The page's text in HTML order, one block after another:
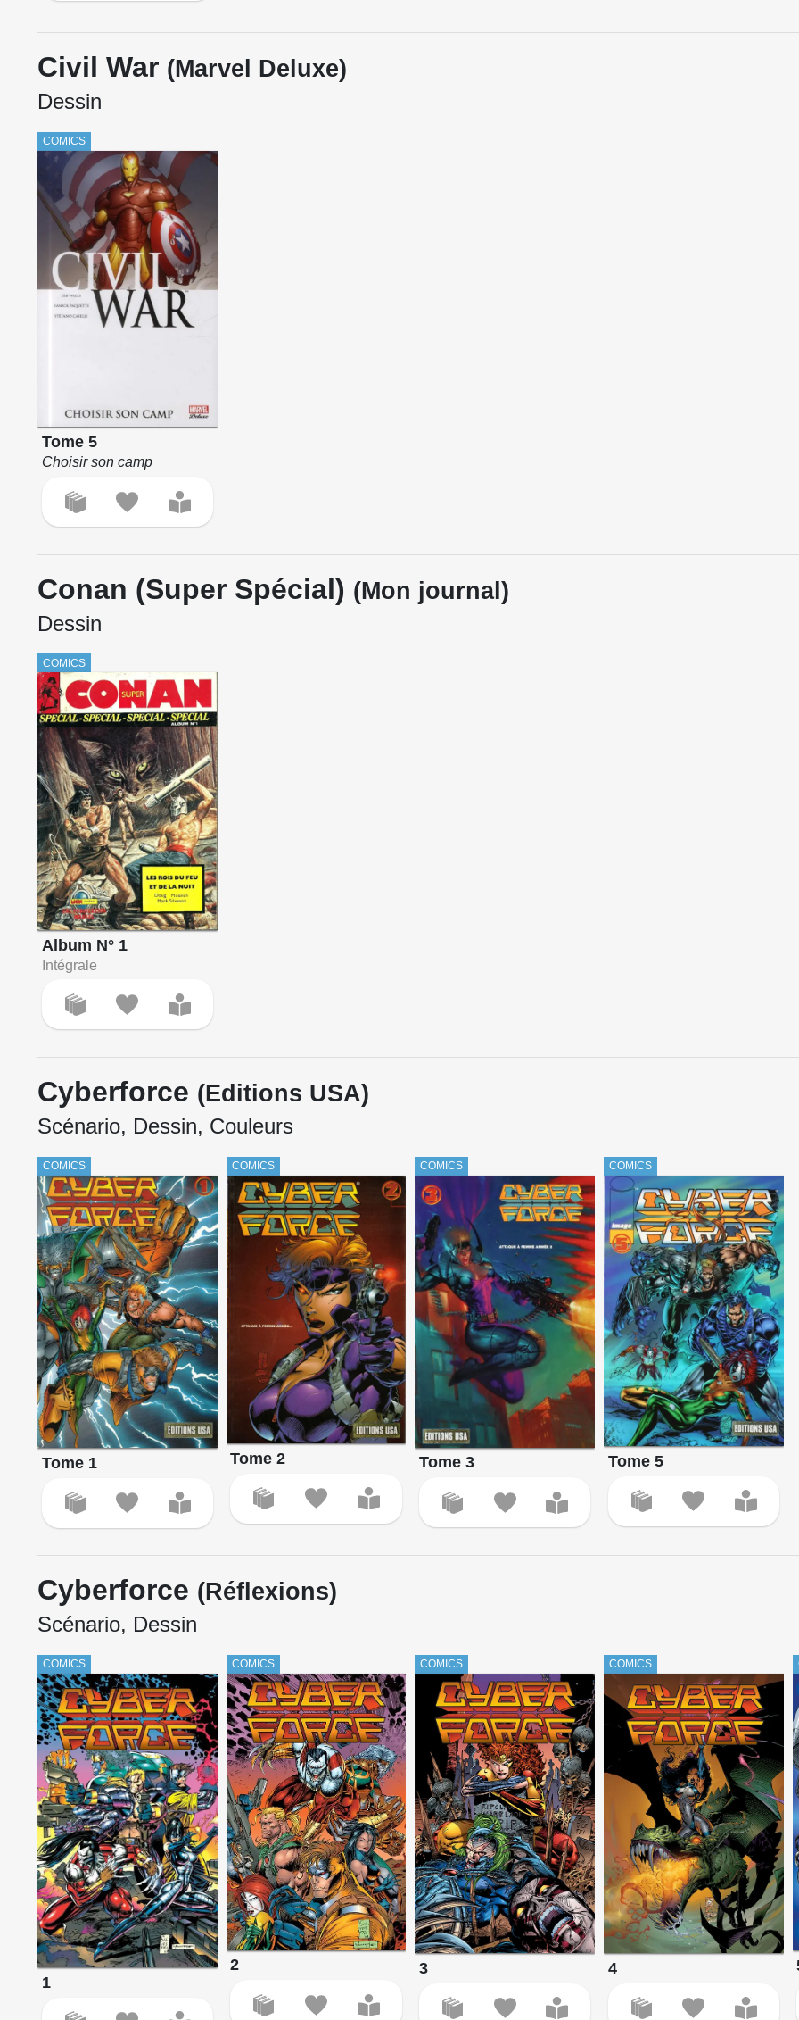
Civil War (Marvel Deluxe)
Dessin
COMICS
Tome 5
Choisir son camp
Conan (Super Spécial) (Mon journal)
Dessin
COMICS
Album N° 1
Intégrale
Cyberforce (Editions USA)
Scénario, Dessin, Couleurs
COMICS
Tome 1
COMICS
Tome 2
COMICS
Tome 3
COMICS
Tome 5
Cyberforce (Réflexions)
Scénario, Dessin
COMICS
1
COMICS
2
COMICS
3
COMICS
4